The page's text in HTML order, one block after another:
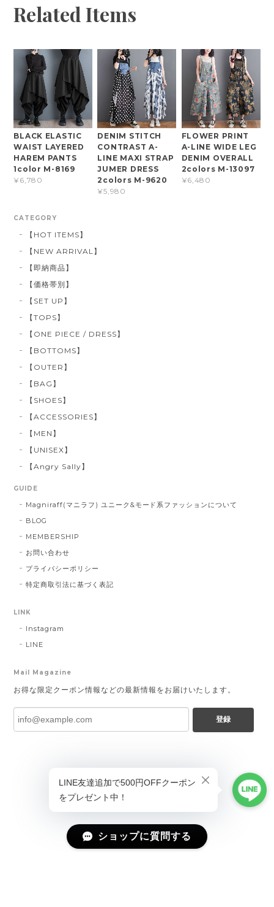
Related Items
BLACK ELASTIC
WAIST LAYERED
HAREM PANTS
1color M-8169
¥6,780
DENIM STITCH
CONTRAST A-
LINE MAXI STRAP
JUMER DRESS
2colors M-9620
¥5,980
FLOWER PRINT
A-LINE WIDE LEG
DENIM OVERALL
2colors M-13097
¥6,480
CATEGORY
【HOT ITEMS】
【NEW ARRIVAL】
【即納商品】
【価格帯別】
【SET UP】
【TOPS】
【ONE PIECE / DRESS】
【BOTTOMS】
【OUTER】
【BAG】
【SHOES】
【ACCESSORIES】
【MEN】
【UNISEX】
【Angry Sally】
GUIDE
Magniraff(マニラフ) ユニーク&モード系ファッションについて
BLOG
MEMBERSHIP
お問い合わせ
プライバシーポリシー
特定商取引法に基づく表記
LINK
Instagram
LINE
Mail Magazine
お得な限定クーポン情報などの最新情報をお届けいたします。
登録
ショップに質問する